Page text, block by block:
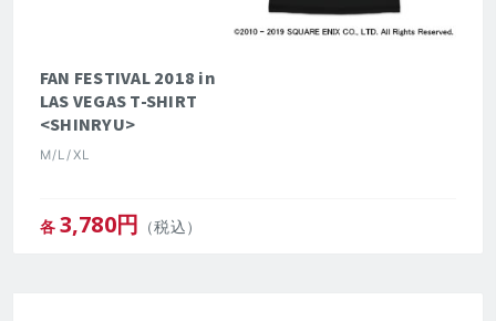
FAN FESTIVAL 2018 in
LAS VEGAS T-SHIRT
<SHINRYU>
M/L/XL
各 3,780円 （税込）